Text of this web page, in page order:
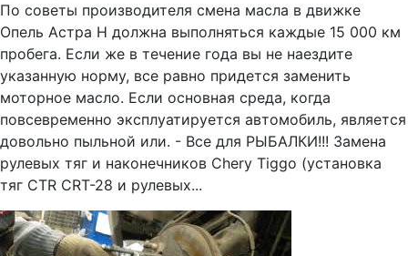
По советы производителя смена масла в движке
Опель Астра Н должна выполняться каждые 15 000 км
пробега. Если же в течение года вы не наездите
указанную норму, все равно придется заменить
моторное масло. Если основная среда, когда
повсевременно эксплуатируется автомобиль, является
довольно пыльной или. - Все для РЫБАЛКИ!!! Замена
рулевых тяг и наконечников Chery Tiggo (установка
тяг CTR CRT-28 и рулевых...